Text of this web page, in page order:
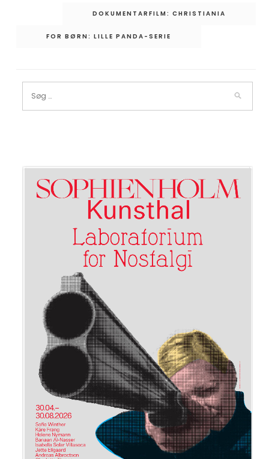
IndlægsnavigationDOKUMENTARFILM: CHRISTIANIA
FOR BØRN: LILLE PANDA-SERIE